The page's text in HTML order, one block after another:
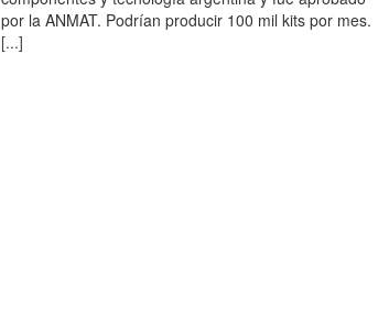
por la ANMAT. Podrían producir 100 mil kits por mes.
[...]